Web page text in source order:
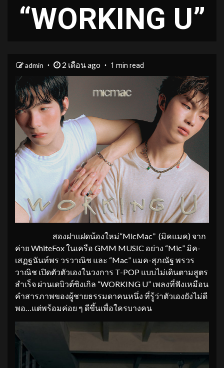
“WORKING U”
admin 2 เดือน ago 1 min read
สองฝาแฝดน้องใหม่“MicMac” (มิคแมค) จาก
ค่าย WhiteFox ในเครือ GMM MUSIC อย่าง “Mic” มิค-
เสฏฐนันท์พร วรวาณิช และ “Mac” แมค-สุภณัฐ พรวร
วาณิช เปิดตัวตัวเองในวงการ T-POP แบบไม่เดินตามสูตร
สำเร็จ ผ่านเดบิวต์ซิงเกิล “WORKING U” เพลงที่ฟังเหมือน
คำสารภาพของผู้ชายธรรมดาคนหนึ่ง ที่รู้ว่าตัวเองยังไม่ดี
พอ…แต่พร้อมค่อย ๆ ดีขึ้นเพื่อใครบางคน